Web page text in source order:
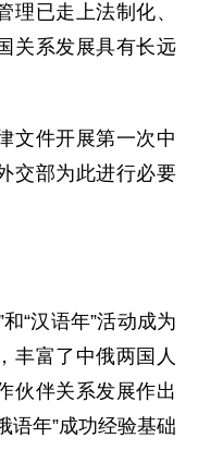
理已走上法制化、
关系发展具有长远
件开展第一次中
交部为此进行必要
“汉语年”活动成为
丰富了中俄两国人
伙伴关系发展作出
语年”成功经验基础